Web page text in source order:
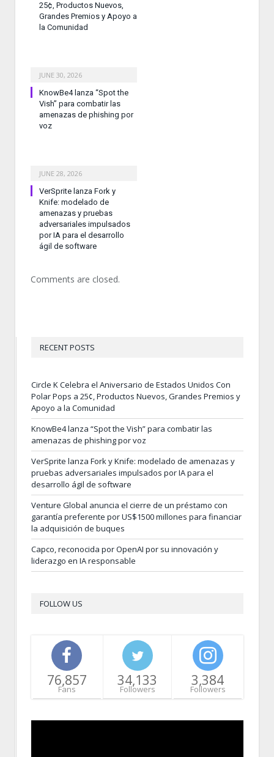
25¢, Productos Nuevos,
Grandes Premios y Apoyo a
la Comunidad
JUNE 30, 2026
KnowBe4 lanza “Spot the
Vish” para combatir las
amenazas de phishing por
voz
JUNE 28, 2026
VerSprite lanza Fork y
Knife: modelado de
amenazas y pruebas
adversariales impulsados
por IA para el desarrollo
ágil de software
Comments are closed.
RECENT POSTS
Circle K Celebra el Aniversario de Estados Unidos Con
Polar Pops a 25¢, Productos Nuevos, Grandes Premios y
Apoyo a la Comunidad
KnowBe4 lanza “Spot the Vish” para combatir las
amenazas de phishing por voz
VerSprite lanza Fork y Knife: modelado de amenazas y
pruebas adversariales impulsados por IA para el
desarrollo ágil de software
Venture Global anuncia el cierre de un préstamo con
garantía preferente por US$1500 millones para financiar
la adquisición de buques
Capco, reconocida por OpenAI por su innovación y
liderazgo en IA responsable
FOLLOW US
76,857
Fans
34,133
Followers
3,384
Followers